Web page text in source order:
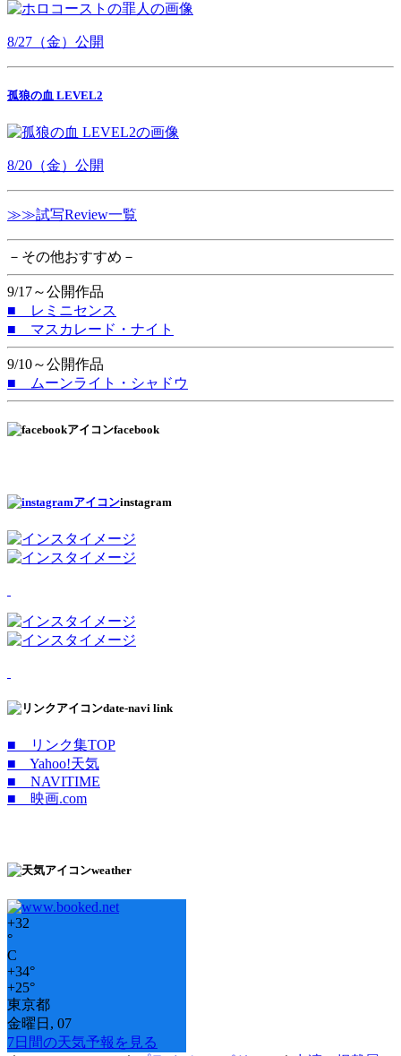
8/27（金）公開
孤狼の血 LEVEL2
8/20（金）公開
≫≫試写Review一覧
－その他おすすめ－
9/17～公開作品
■ レミニセンス
■ マスカレード・ナイト
9/10～公開作品
■ ムーンライト・シャドウ
facebook
instagram
date-navi link
■ リンク集TOP
■ Yahoo!天気
■ NAVITIME
■ 映画.com
weather
+32
°
C
+34°
+25°
東京都
金曜日, 07
7日間の天気予報を見る